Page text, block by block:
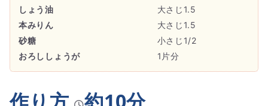
しょう油
大さじ1.5
本みりん
大さじ1.5
砂糖
小さじ1/2
おろししょうが
1片分